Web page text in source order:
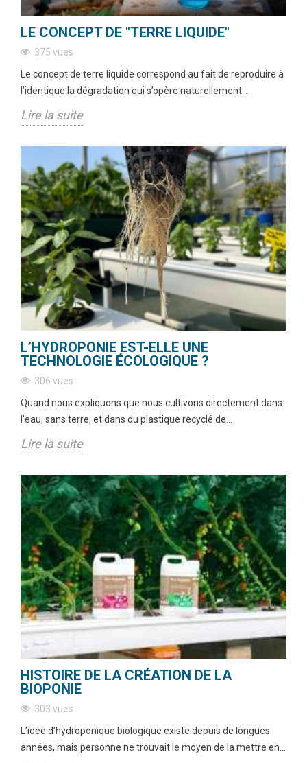
LE CONCEPT DE "TERRE LIQUIDE"
375 vues
Le concept de terre liquide correspond au fait de reproduire à
l’identique la dégradation qui s’opère naturellement...
Lire la suite
L’HYDROPONIE EST-ELLE UNE
TECHNOLOGIE ÉCOLOGIQUE ?
306 vues
Quand nous expliquons que nous cultivons directement dans
l'eau, sans terre, et dans du plastique recyclé de...
Lire la suite
HISTOIRE DE LA CRÉATION DE LA
BIOPONIE
303 vues
L’idée d’hydroponique biologique existe depuis de longues
années, mais personne ne trouvait le moyen de la mettre en...